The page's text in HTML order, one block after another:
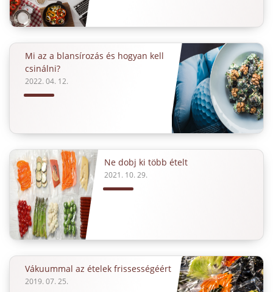
Mi az a blansírozás és hogyan kell
csinálni?
2022. 04. 12.
Ne dobj ki több ételt
2021. 10. 29.
Vákuummal az ételek frissességéért
2019. 07. 25.